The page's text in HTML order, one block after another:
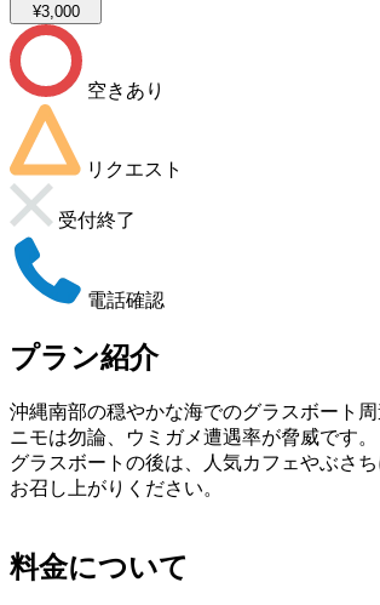
¥3,000
空きあり
リクエスト
受付終了
電話確認
プラン紹介
沖縄南部の穏やかな海でのグラスボート周
ニモは勿論、ウミガメ遭遇率が脅威です。
グラスボートの後は、人気カフェやぶさ
お召し上がりください。
料金について